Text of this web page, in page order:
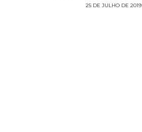
25 DE JULHO DE 2019